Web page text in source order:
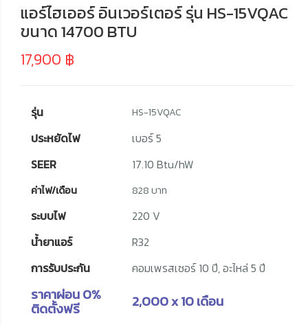
แอร์ไฮเออร์ อินเวอร์เตอร์ รุ่น HS-15VQAC
ขนาด 14700 BTU
17,900 ฿
รุ่น HS-15VQAC
ประหยัดไฟ
เบอร์ 5
SEER
17.10 Btu/hW
ค่าไฟ/เดือน 828 บาท
ระบบไฟ
220 V
น้ำยาแอร์
R32
การรับประกัน
คอมเพรสเซอร์ 10 ปี, อะไหล่ 5 ปี
ราคาผ่อน 0%
ติดตั้งฟรี
2,000 x 10 เดือน